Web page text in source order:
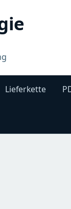
Lieferkette